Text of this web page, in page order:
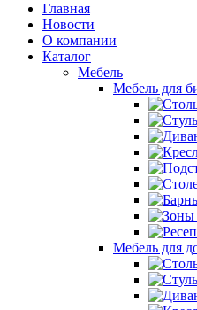
Главная
Новости
О компании
Каталог
Мебель
Мебель для
Мебель для